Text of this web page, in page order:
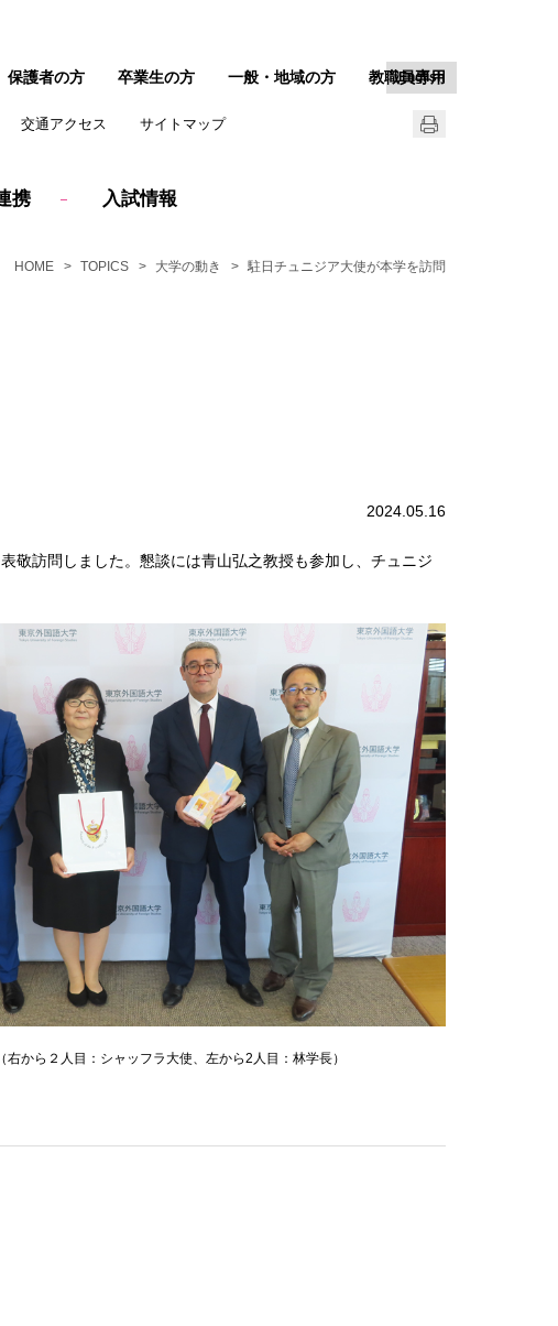
携 入試情報
交通アクセス サイトマップ
English
保護者の方 卒業生の方 一般・地域の方 教職員専用
HOME TOPICS 大学の動き 駐日チュニジア大使が本学を訪問
2024.05.16
敬訪問しました。懇談には青山弘之教授も参加し、チュニジ
右から２人目：シャッフラ大使、左から2人目：林学長）